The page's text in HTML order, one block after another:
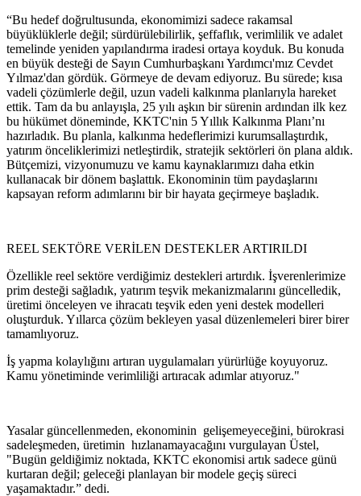
“Bu hedef doğrultusunda, ekonomimizi sadece rakamsal
büyüklüklerle değil; sürdürülebilirlik, şeffaflık, verimlilik ve adalet
temelinde yeniden yapılandırma iradesi ortaya koyduk. Bu konuda
en büyük desteği de Sayın Cumhurbaşkanı Yardımcı'mız Cevdet
Yılmaz'dan gördük. Görmeye de devam ediyoruz. Bu sürede; kısa
vadeli çözümlerle değil, uzun vadeli kalkınma planlarıyla hareket
ettik. Tam da bu anlayışla, 25 yılı aşkın bir sürenin ardından ilk kez
bu hükümet döneminde, KKTC'nin 5 Yıllık Kalkınma Planı’nı
hazırladık. Bu planla, kalkınma hedeflerimizi kurumsallaştırdık,
yatırım önceliklerimizi netleştirdik, stratejik sektörleri ön plana aldık.
Bütçemizi, vizyonumuzu ve kamu kaynaklarımızı daha etkin
kullanacak bir dönem başlattık. Ekonominin tüm paydaşlarını
kapsayan reform adımlarını bir bir hayata geçirmeye başladık.
REEL SEKTÖRE VERİLEN DESTEKLER ARTIRILDI
Özellikle reel sektöre verdiğimiz destekleri artırdık. İşverenlerimize
prim desteği sağladık, yatırım teşvik mekanizmalarını güncelledik,
üretimi önceleyen ve ihracatı teşvik eden yeni destek modelleri
oluşturduk. Yıllarca çözüm bekleyen yasal düzenlemeleri birer birer
tamamlıyoruz.
İş yapma kolaylığını artıran uygulamaları yürürlüğe koyuyoruz.
Kamu yönetiminde verimliliği artıracak adımlar atıyoruz."
Yasalar güncellenmeden, ekonominin gelişemeyeceğini, bürokrasi
sadeleşmeden, üretimin hızlanamayacağını vurgulayan Üstel,
"Bugün geldiğimiz noktada, KKTC ekonomisi artık sadece günü
kurtaran değil; geleceği planlayan bir modele geçiş süreci
yaşamaktadır.” dedi.